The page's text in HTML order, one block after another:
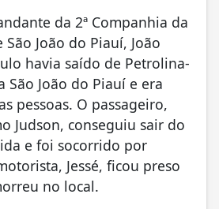
da 2ª Companhia da
João do Piauí, João
havia saído de Petrolina-
São João do Piauí e era
pessoas. O passageiro,
Judson, conseguiu sair do
e foi socorrido por
Jessé, ficou preso
no local.